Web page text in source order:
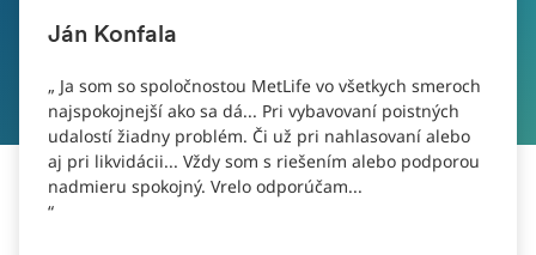
Ján Konfala
Ja som so spoločnostou MetLife vo všetkych smeroch
najspokojnejší ako sa dá... Pri vybavovaní poistných
udalostí žiadny problém. Či už pri nahlasovaní alebo
aj pri likvidácii... Vždy som s riešením alebo podporou
nadmieru spokojný. Vrelo odporúčam...